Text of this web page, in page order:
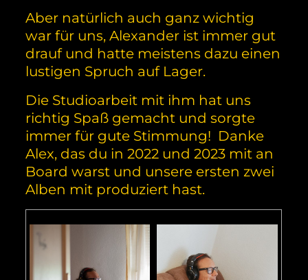
Aber natürlich auch ganz wichtig
war für uns, Alexander ist immer gut
drauf und hatte meistens dazu einen
lustigen Spruch auf Lager.
Die Studioarbeit mit ihm hat uns
richtig Spaß gemacht und sorgte
immer für gute Stimmung! Danke
Alex, das du in 2022 und 2023 mit an
Board warst und unsere ersten zwei
Alben mit produziert hast.